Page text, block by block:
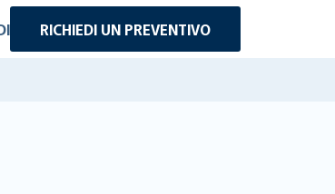
RICHIEDI UN PREVENTIVO